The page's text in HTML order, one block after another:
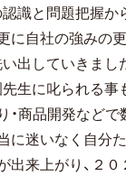
識と問題把握か
に自社の強みの
出していきまし
生に叱られる事
り・商品開発など
に迷いなく自分
出来上がり、２